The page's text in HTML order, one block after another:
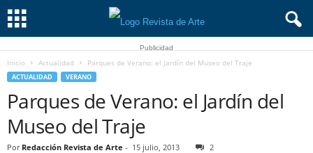
Publicidad
Inicio Actualidad Parques de Verano: el Jardín del Museo del Traje
ACTUALIDAD VERANO
Parques de Verano: el Jardín del
Museo del Traje
Por Redacción Revista de Arte - 15 julio, 2013 2